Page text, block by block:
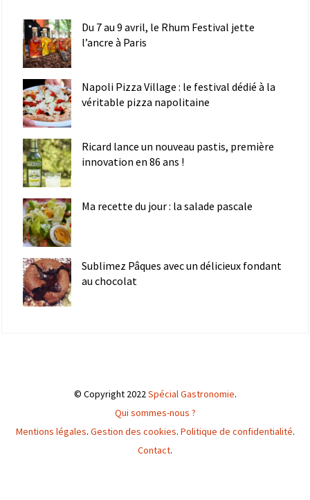
Du 7 au 9 avril, le Rhum Festival jette
l’ancre à Paris
Napoli Pizza Village : le festival dédié à la
véritable pizza napolitaine
Ricard lance un nouveau pastis, première
innovation en 86 ans !
Ma recette du jour : la salade pascale
Sublimez Pâques avec un délicieux fondant
au chocolat
© Copyright 2022Spécial Gastronomie.
Qui sommes-nous ?
Mentions légales. Gestion des cookies. Politique de confidentialité.
Contact.